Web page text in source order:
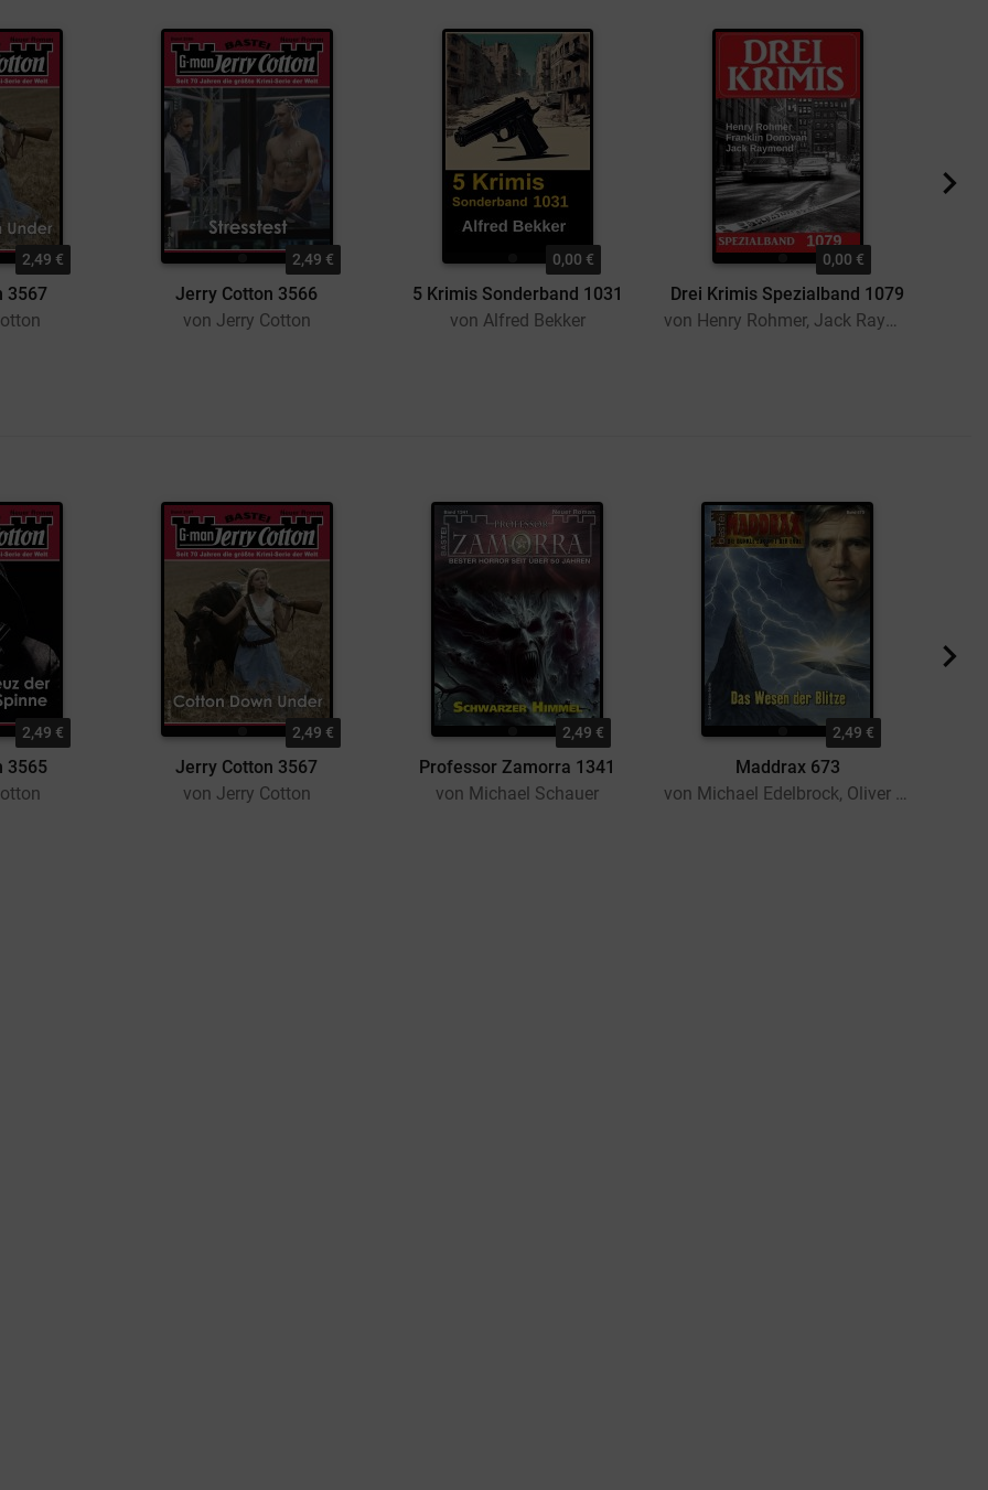
2,49 €
3567
2,49 €
Jerry Cotton 3566
von Jerry Cotton
0,00 €
5 Krimis Sonderband 1031
von Alfred Bekker
0,00 €
Drei Krimis Spezialband 1079
von Henry Rohmer, Jack Raymond, Franklin Donovan
2,49 €
3565
2,49 €
Jerry Cotton 3567
von Jerry Cotton
2,49 €
Professor Zamorra 1341
von Michael Schauer
2,49 €
Maddrax 673
von Michael Edelbrock, Oliver Müller